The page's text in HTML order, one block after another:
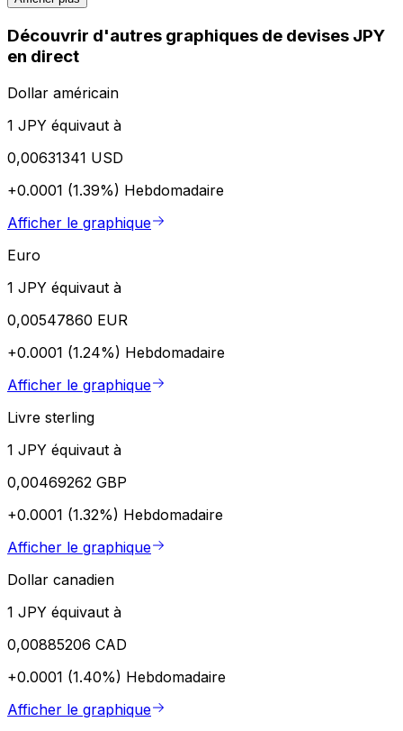
Découvrir d'autres graphiques de devises JPY
en direct
Dollar américain
1 JPY équivaut à
0,00631341 USD
+0.0001 (1.39%) Hebdomadaire
Afficher le graphique
Euro
1 JPY équivaut à
0,00547860 EUR
+0.0001 (1.24%) Hebdomadaire
Afficher le graphique
Livre sterling
1 JPY équivaut à
0,00469262 GBP
+0.0001 (1.32%) Hebdomadaire
Afficher le graphique
Dollar canadien
1 JPY équivaut à
0,00885206 CAD
+0.0001 (1.40%) Hebdomadaire
Afficher le graphique